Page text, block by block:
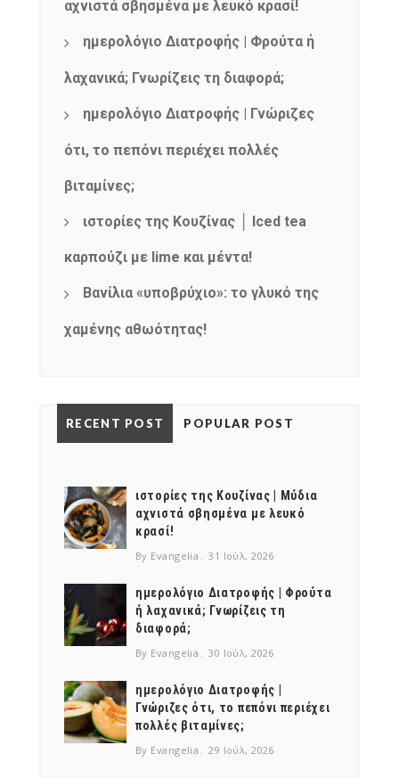
αχνιστά σβησμένα με λευκό κρασί!
ημερολόγιο Διατροφής | Φρούτα ή
λαχανικά; Γνωρίζεις τη διαφορά;
ημερολόγιο Διατροφής | Γνώριζες
ότι, το πεπόνι περιέχει πολλές
βιταμίνες;
ιστορίες της Κουζίνας │ Iced tea
καρπούζι με lime και μέντα!
Βανίλια «υποβρύχιο»: το γλυκό της
χαμένης αθωότητας!
RECENT POST POPULAR POST
ιστορίες της Κουζίνας | Μύδια
αχνιστά σβησμένα με λευκό
κρασί!
By Evangelia 31 Ιούλ, 2026
ημερολόγιο Διατροφής | Φρούτα
ή λαχανικά; Γνωρίζεις τη
διαφορά;
By Evangelia 30 Ιούλ, 2026
ημερολόγιο Διατροφής |
Γνώριζες ότι, το πεπόνι περιέχει
πολλές βιταμίνες;
By Evangelia 29 Ιούλ, 2026
NEWSLETTER
Get ti
your favorite
products